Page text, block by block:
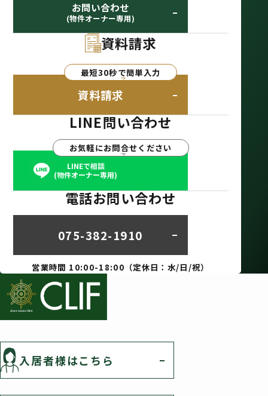
お問い合わせ
(物件オーナー専用)
資料請求
最短30秒で簡単入力
資料請求
LINE問い合わせ
お気軽にお問合せください
LINEで相談
(物件オーナー専用)
電話お問い合わせ
075-382-1910
営業時間 10:00-18:00（定休日：水/日/祝）
入居者様はこちら